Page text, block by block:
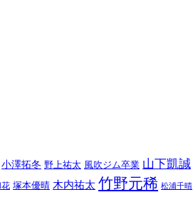
小澤拓冬 野上祐太 風吹ジム卒業 山下凱誠
塚本優晴 木内祐太 竹野元稀 松浦千晴